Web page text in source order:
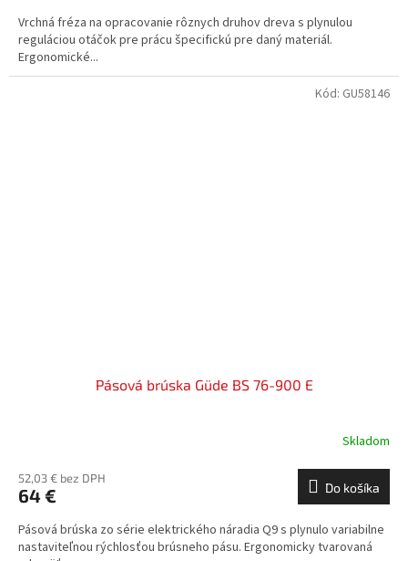
Vrchná fréza na opracovanie rôznych druhov dreva s plynulou
reguláciou otáčok pre prácu špecifickú pre daný materiál.
Ergonomické...
Pásová brúska Güde BS 76-900 E
Skladom
52,03 € bez DPH
64 € Do košíka
Pásová brúska zo série elektrického náradia Q9 s plynulo variabilne
nastaviteľnou rýchlosťou brúsneho pásu. Ergonomicky tvarovaná
Kód: GU58146